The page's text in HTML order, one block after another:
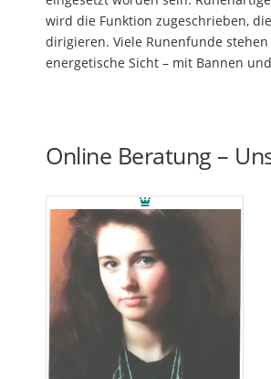
wird die Funktion zugeschrieben,
dirigieren. Viele Runenfunde
energetische Sicht – mit Bannen
Online Beratung –